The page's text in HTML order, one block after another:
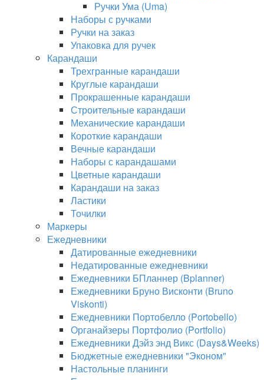
Ручки Ума (Uma)
Наборы с ручками
Ручки на заказ
Упаковка для ручек
Карандаши
Трехгранные карандаши
Круглые карандаши
Прокрашенные карандаши
Строительные карандаши
Механические карандаши
Короткие карандаши
Вечные карандаши
Наборы с карандашами
Цветные карандаши
Карандаши на заказ
Ластики
Точилки
Маркеры
Ежедневники
Датированные ежедневники
Недатированные ежедневники
Ежедневники БПланнер (Bplanner)
Ежедневники Бруно Висконти (Bruno
Viskonti)
Ежедневники Портобелло (Portobello)
Органайзеры Портфолио (Portfolio)
Ежедневники Дэйз энд Викс (Days&Weeks)
Бюджетные ежедневники "Эконом"
Настольные планинги